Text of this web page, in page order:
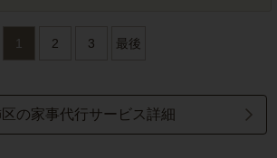
1 2 3 最後
の家事代行サービス詳細